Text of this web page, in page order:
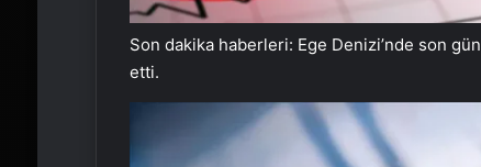
Son dakika haberleri: Ege Denizi’nde son
etti.